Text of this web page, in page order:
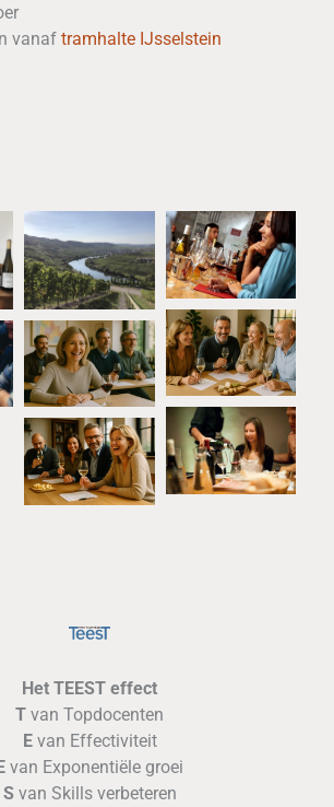
vanaf tramhalte IJsselstein
Het TEEST effect
T van Topdocenten
Evan Effectiviteit
van Exponentiële groei
Svan Skills verbeteren